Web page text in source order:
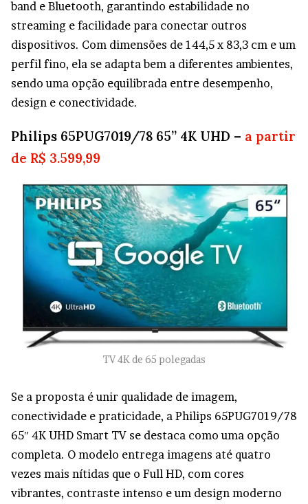
band e Bluetooth, garantindo estabilidade no
streaming e facilidade para conectar outros
dispositivos. Com dimensões de 144,5 x 83,3 cm e um
perfil fino, ela se adapta bem a diferentes ambientes,
sendo uma opção equilibrada entre desempenho,
design e conectividade.
Philips 65PUG7019/78 65” 4K UHD – a partir
de R$ 3.599,99
TV 4K de 65 polegadas
Se a proposta é unir qualidade de imagem,
conectividade e praticidade, a Philips 65PUG7019/78
65″ 4K UHD Smart TV se destaca como uma opção
completa. O modelo entrega imagens até quatro
vezes mais nítidas que o Full HD, com cores
vibrantes, contraste intenso e um design moderno